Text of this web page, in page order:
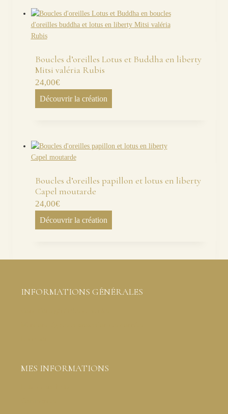
Boucles d’oreilles Lotus et Buddha en liberty
Mitsi valéria Rubis
24,00€
Découvrir la création
Boucles d’oreilles papillon et lotus en liberty
Capel moutarde
24,00€
Découvrir la création
INFORMATIONS GÉNÉRALES
MES INFORMATIONS